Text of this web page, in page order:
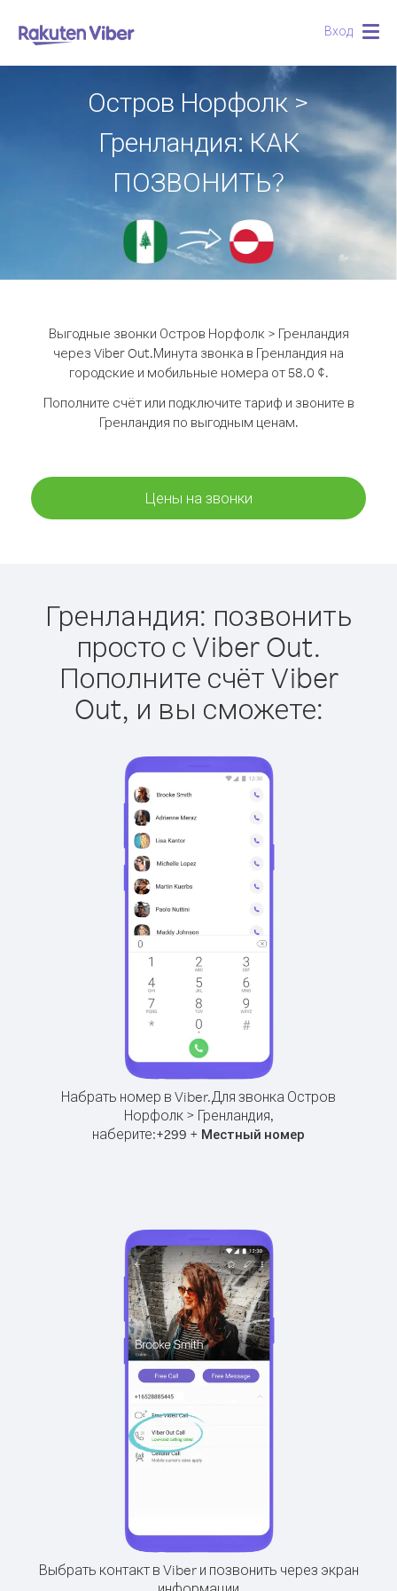
Вход
Остров Норфолк >
Гренландия: КАК
ПОЗВОНИТЬ?
Выгодные звонки Остров Норфолк > Гренландия
через Viber Out.Минута звонка в Гренландия на
городские и мобильные номера от 58.0 ¢.
Пополните счёт или подключите тариф и звоните в
Гренландия по выгодным ценам.
Цены на звонки
Гренландия: позвонить
просто с Viber Out.
Пополните счёт Viber
Out, и вы сможете:
Набрать номер в Viber.Для звонка Остров
Норфолк > Гренландия,
наберите:+299 + Местный номер
Выбрать контакт в Viber и позвонить через экран